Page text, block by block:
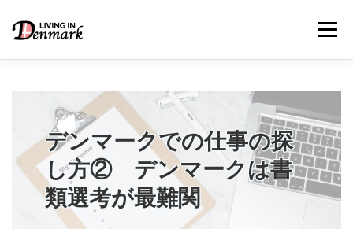
メニュー
LIFE TIPS – 生活便利帳 FOOD– ごはん事情
STUDY– 留学関連情報
デンマークでの仕事の探
し方② デンマークは書
類選考が最難関